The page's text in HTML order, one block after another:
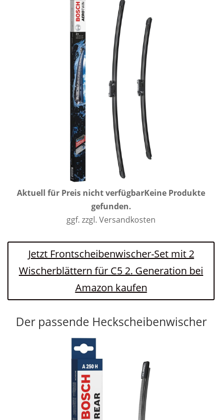
Aktuell für Preis nicht verfügbarKeine Produkte
gefunden.
ggf. zzgl. Versandkosten
Jetzt Frontscheibenwischer-Set mit 2
Wischerblättern für C5 2. Generation bei
Amazon kaufen
Der passende Heckscheibenwischer